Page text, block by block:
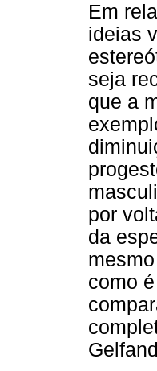
Em
ideias
seja
que a
por
da
como